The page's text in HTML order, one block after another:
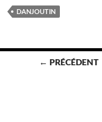
DANJOUTIN
Navigation
← PRÉCÉDENT